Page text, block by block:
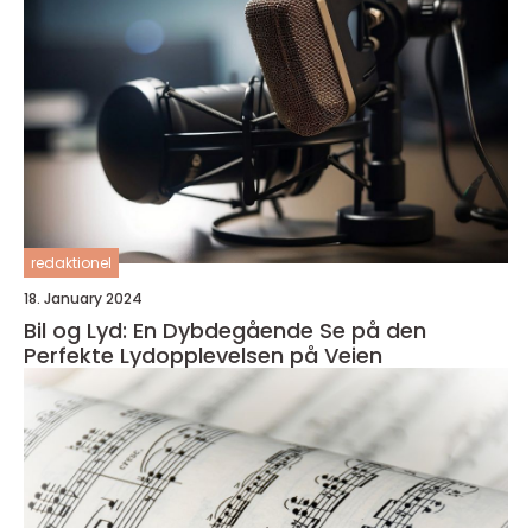
redaktionel
18. January 2024
Bil og Lyd: En Dybdegående Se på den
Perfekte Lydopplevelsen på Veien